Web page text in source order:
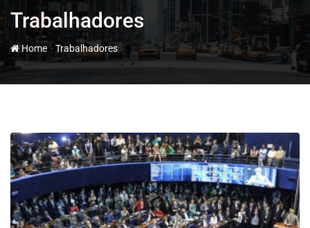
Trabalhadores
Home-Trabalhadores